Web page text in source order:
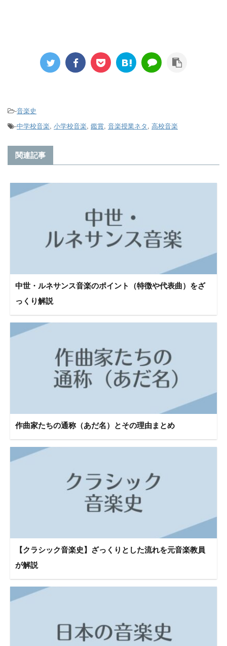
-音楽史
-中学校音楽, 小学校音楽, 鑑賞, 音楽授業ネタ, 高校音楽
関連記事
中世・ルネサンス音楽のポイント（特徴や代表曲）をざ
っくり解説
作曲家たちの通称（あだ名）とその理由まとめ
【クラシック音楽史】ざっくりとした流れを元音楽教員
が解説